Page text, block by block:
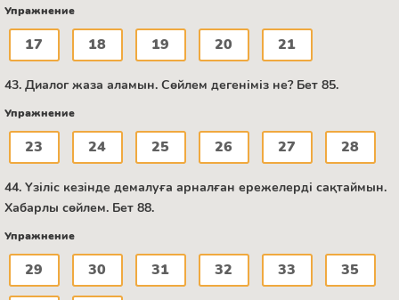
Упражнение
17 18 19 20 21
43. Диалог жаза аламын. Сөйлем дегеніміз не? Бет 85.
Упражнение
23 24 25 26 27 28
44. Үзіліс кезінде демалуға арналған ережелерді сақтаймын.
Хабарлы сөйлем. Бет 88.
Упражнение
29 30 31 32 33 35